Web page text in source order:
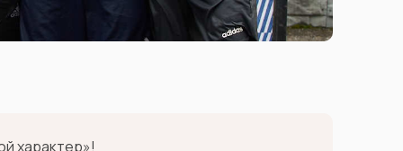
характер»!